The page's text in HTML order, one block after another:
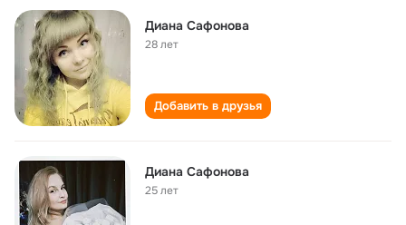
Диана Сафонова
28 лет
Добавить в друзья
Диана Сафонова
25 лет